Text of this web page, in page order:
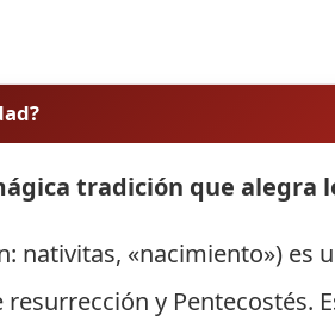
tradición que alegra
nativitas, «nacimiento»)
resurrección y